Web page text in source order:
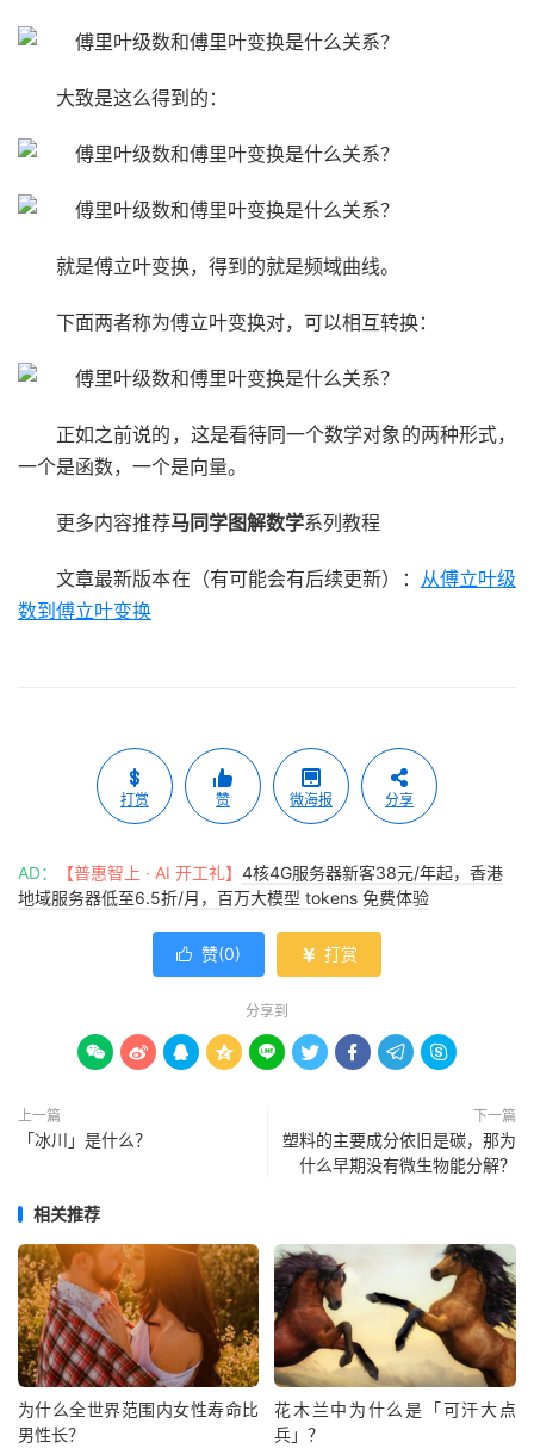
大致是这么得到的：
就是傅立叶变换，得到的就是频域曲线。
下面两者称为傅立叶变换对，可以相互转换：
正如之前说的，这是看待同一个数学对象的两种形式，
一个是函数，一个是向量。
更多内容推荐马同学图解数学系列教程
文章最新版本在（有可能会有后续更新）： 从傅立叶级
数到傅立叶变换
打赏 赞 微海报 分享
AD： 【普惠智上 · AI 开工礼】 4核4G服务器新客38元/年起，香港
地域服务器低至6.5折/月，百万大模型 tokens 免费体验
 赞(0)  打赏
分享到
        
上一篇
「冰川」是什么？
下一篇
塑料的主要成分依旧是碳，那为
什么早期没有微生物能分解？
相关推荐
为什么全世界范围内女性寿命比
男性长？
花木兰中为什么是「可汗大点
兵」？